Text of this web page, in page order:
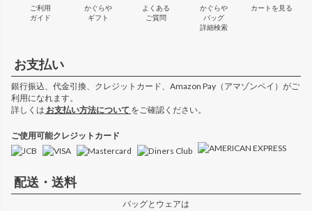
ご利用
ガイド
かぐらや
ギフト
よくある
ご質問
かぐらや
バッグ
詳細検索
カートを見る
お支払い
銀行振込、代金引換、クレジットカード、Amazon Pay（アマゾンペイ）がご
利用になれます。
詳しくは お支払い方法について をご確認ください。
ご使用可能クレジットカード
配送・送料
バッグとウェアは